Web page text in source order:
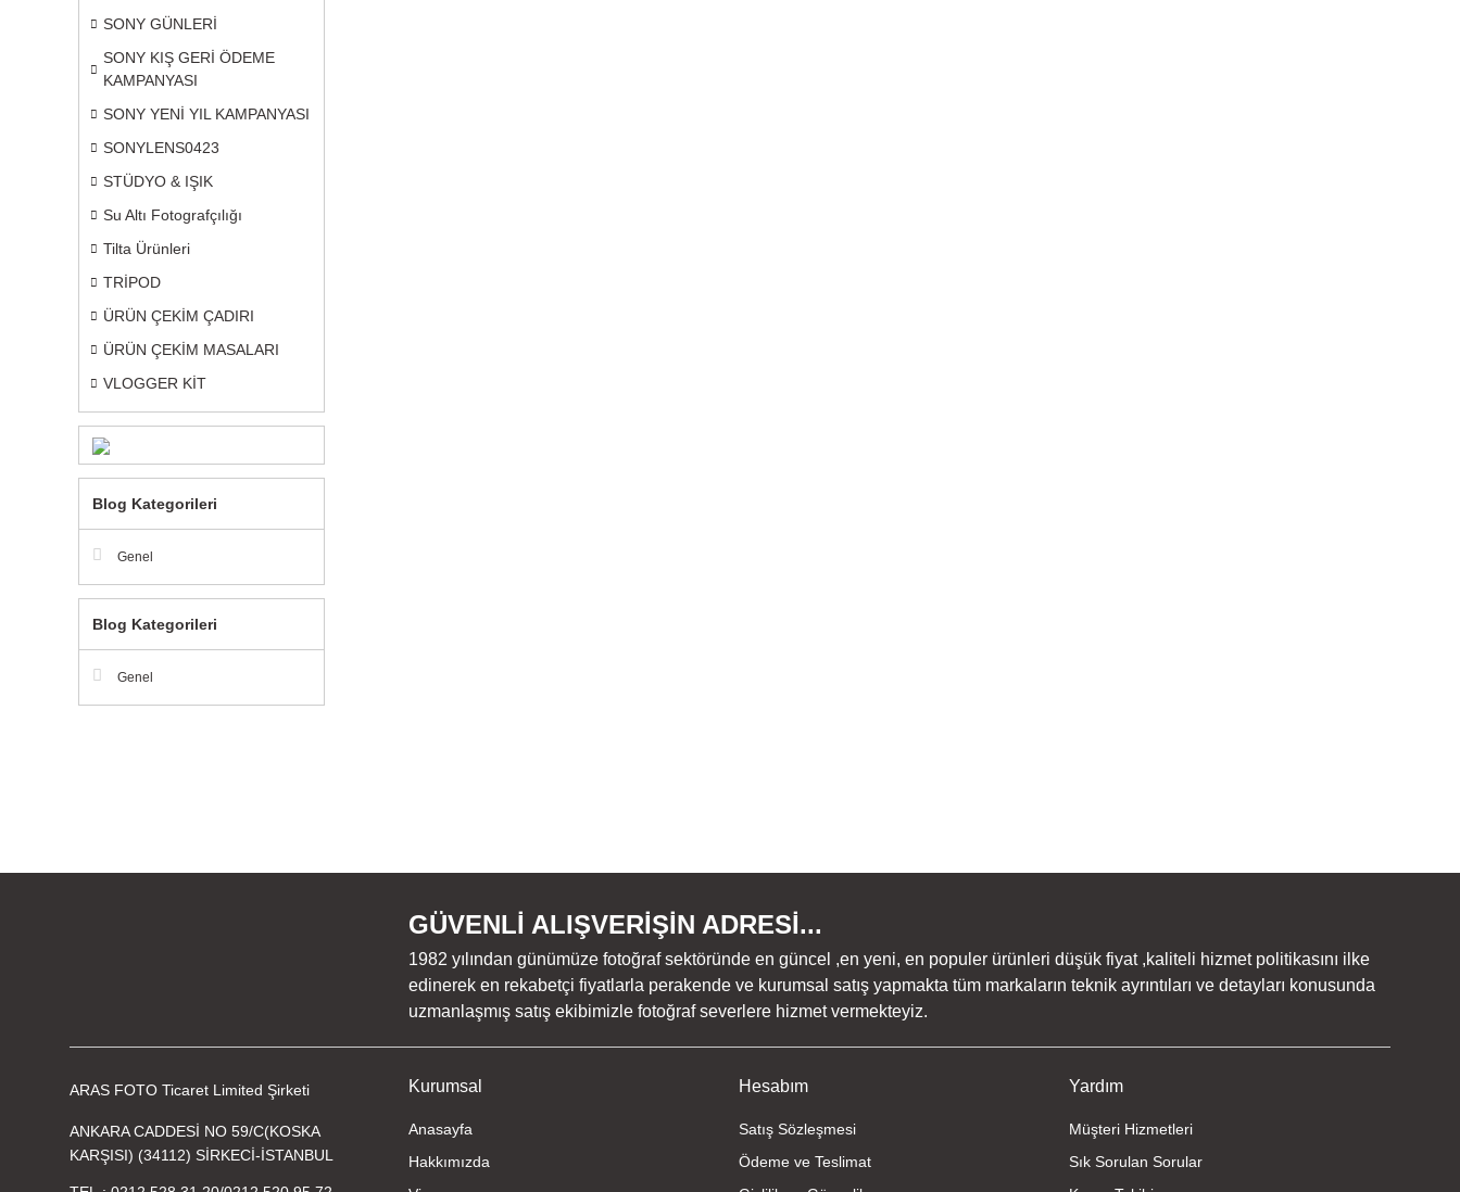
SONY GÜNLERİ
SONY KIŞ GERİ ÖDEME
KAMPANYASI
SONY YENİ YIL KAMPANYASI
SONYLENS0423
STÜDYO & IŞIK
Su Altı Fotografçılığı
Tilta Ürünleri
TRİPOD
ÜRÜN ÇEKİM ÇADIRI
ÜRÜN ÇEKİM MASALARI
VLOGGER KİT
Blog Kategorileri
Genel
Blog Kategorileri
Genel
GÜVENLİ ALIŞVERİŞİN ADRESİ...
1982 yılından günümüze fotoğraf sektöründe en güncel ,en yeni, en populer ürünleri düşük fiyat ,kaliteli hizmet politikasını ilke
edinerek en rekabetçi fiyatlarla perakende ve kurumsal satış yapmakta tüm markaların teknik ayrıntıları ve detayları konusunda
uzmanlaşmış satış ekibimizle fotoğraf severlere hizmet vermekteyiz.
ARAS FOTO Ticaret Limited Şirketi
ANKARA CADDESİ NO 59/C(KOSKA
KARŞISI) (34112) SİRKECİ-İSTANBUL
Kurumsal
Anasayfa
Hakkımızda
Hesabım
Satış Sözleşmesi
Ödeme ve Teslimat
Yardım
Müşteri Hizmetleri
Sık Sorulan Sorular